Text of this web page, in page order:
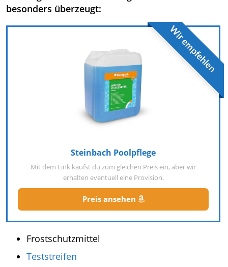
besonders überzeugt:
Wir empfehlen
Steinbach Poolpflege
Mit dem Link kaufst du zum gleichen Preis ein, aber wir
erhalten eventuell eine Provision.
Preis ansehen
Frostschutzmittel
Teststreifen